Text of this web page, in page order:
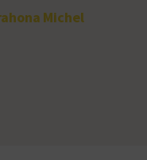
Michel